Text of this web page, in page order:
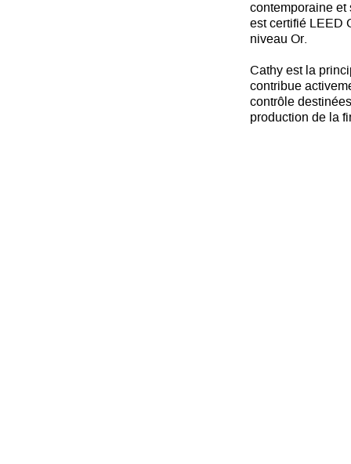
contemporaine et
est certifié LEED
niveau Or.
Cathy est la
contribue
contrôle
production de la